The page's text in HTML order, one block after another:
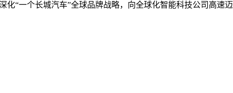
“一个长城汽车”全球品牌战略，向全球化智能科技公司高速迈